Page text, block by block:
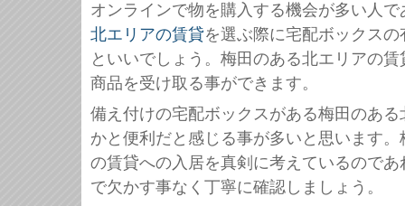
オンラインで物を購入する機会が多い人で
北エリアの賃貸を選ぶ際に宅配ボックス
といいでしょう。梅田のある北エリアの
商品を受け取る事ができます。
備え付けの宅配ボックスがある梅田のあ
かと便利だと感じる事が多いと思います
の賃貸への入居を真剣に考えているので
で欠かす事なく丁寧に確認しましょう。